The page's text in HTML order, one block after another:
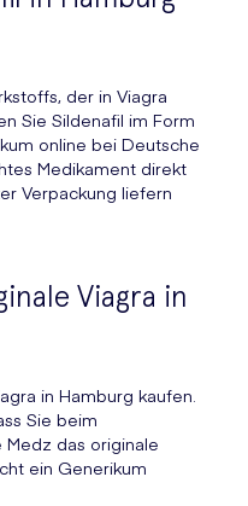
der in Viagra
Sie Sildenafil im Form
online bei Deutsche
Medikament direkt
Verpackung liefern
Viagra in
in Hamburg kaufen.
Sie beim
das originale
ein Generikum